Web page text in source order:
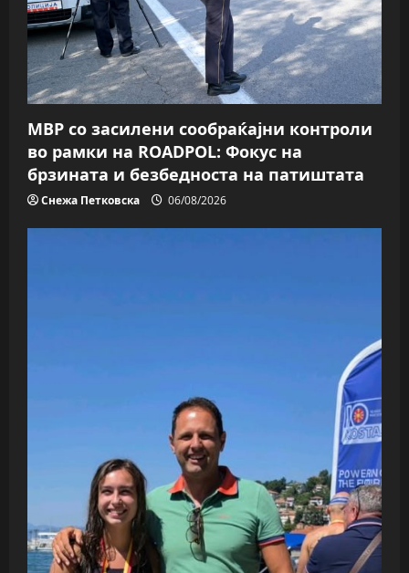
МВР со засилени сообраќајни контроли
во рамки на ROADPOL: Фокус на
брзината и безбедноста на патиштата
Снежа Петковска 06/08/2026